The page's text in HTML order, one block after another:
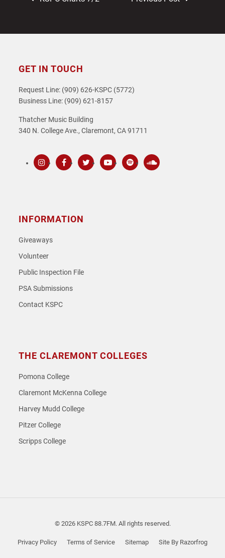
GET IN TOUCH
Request Line: (909) 626-KSPC (5772)
Business Line: (909) 621-8157
Thatcher Music Building
340 N. College Ave., Claremont, CA 91711
INFORMATION
Giveaways
Volunteer
Public Inspection File
PSA Submissions
Contact KSPC
THE CLAREMONT COLLEGES
Pomona College
Claremont McKenna College
Harvey Mudd College
Pitzer College
Scripps College
© 2026 KSPC 88.7FM. All rights reserved.
Privacy Policy Terms of Service Sitemap Site By Razorfrog